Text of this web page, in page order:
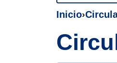
Inicio